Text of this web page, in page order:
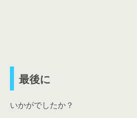
最後に
いかがでしたか？